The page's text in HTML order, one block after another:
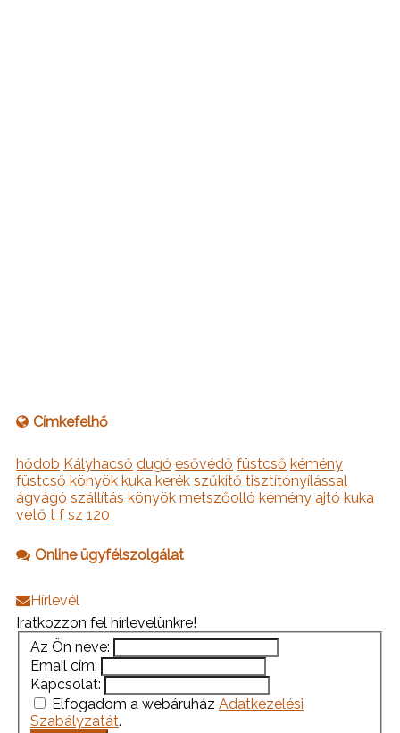
Címkefelhő
hődob Kályhacső dugó esővédő füstcső kémény
füstcső könyök kuka kerék szűkítő tisztítónyílással
ágvágó szállítás könyök metszőolló kémény ajtó kuka
vető t f sz 120
Online ügyfélszolgálat
Hírlevél
Iratkozzon fel hírlevelünkre!
Az Ön neve:
Email cím:
Kapcsolat:
Elfogadom a webáruház Adatkezelési
Szabályzatát.